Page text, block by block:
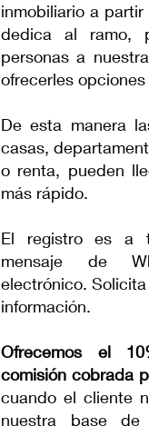
inmobiliario a
dedica al ramo,
personas a
ofrecerles
De esta manera
casas,
o renta, pueden
más rápido.
El registro es a
mensaje de
electrónico.
información.
Ofrecemos el
comisión cobrada
cuando el cliente
nuestra base